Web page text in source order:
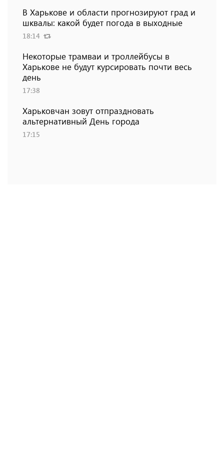
В Харькове и области прогнозируют град и
шквалы: какой будет погода в выходные
18:14
Некоторые трамваи и троллейбусы в
Харькове не будут курсировать почти весь
день
17:38
Харьковчан зовут отпраздновать
альтернативный День города
17:15